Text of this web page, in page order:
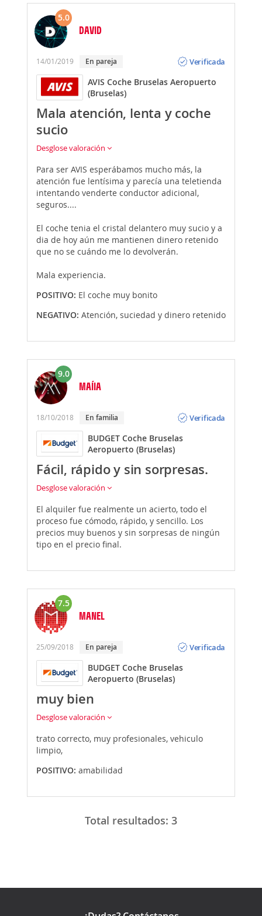
5.0
DAVID
14/01/2019 En pareja
Verificada
AVIS Coche Bruselas Aeropuerto
(Bruselas)
Mala atención, lenta y coche
sucio
Desglose valoración
Para ser AVIS esperábamos mucho más, la
atención fue lentísima y parecía una teletienda
intentando venderte conductor adicional,
seguros....
El coche tenia el cristal delantero muy sucio y a
dia de hoy aún me mantienen dinero retenido
que no se cuándo me lo devolverán.
Mala experiencia.
POSITIVO: El coche muy bonito
NEGATIVO: Atención, suciedad y dinero retenido
9.0
MAÍIA
18/10/2018 En familia
Verificada
BUDGET Coche Bruselas
Aeropuerto (Bruselas)
Fácil, rápido y sin sorpresas.
Desglose valoración
El alquiler fue realmente un acierto, todo el
proceso fue cómodo, rápido, y sencillo. Los
precios muy buenos y sin sorpresas de ningún
tipo en el precio final.
7.5
MANEL
25/09/2018 En pareja
Verificada
BUDGET Coche Bruselas
Aeropuerto (Bruselas)
muy bien
Desglose valoración
trato correcto, muy profesionales, vehiculo
limpio,
POSITIVO: amabilidad
Total resultados: 3